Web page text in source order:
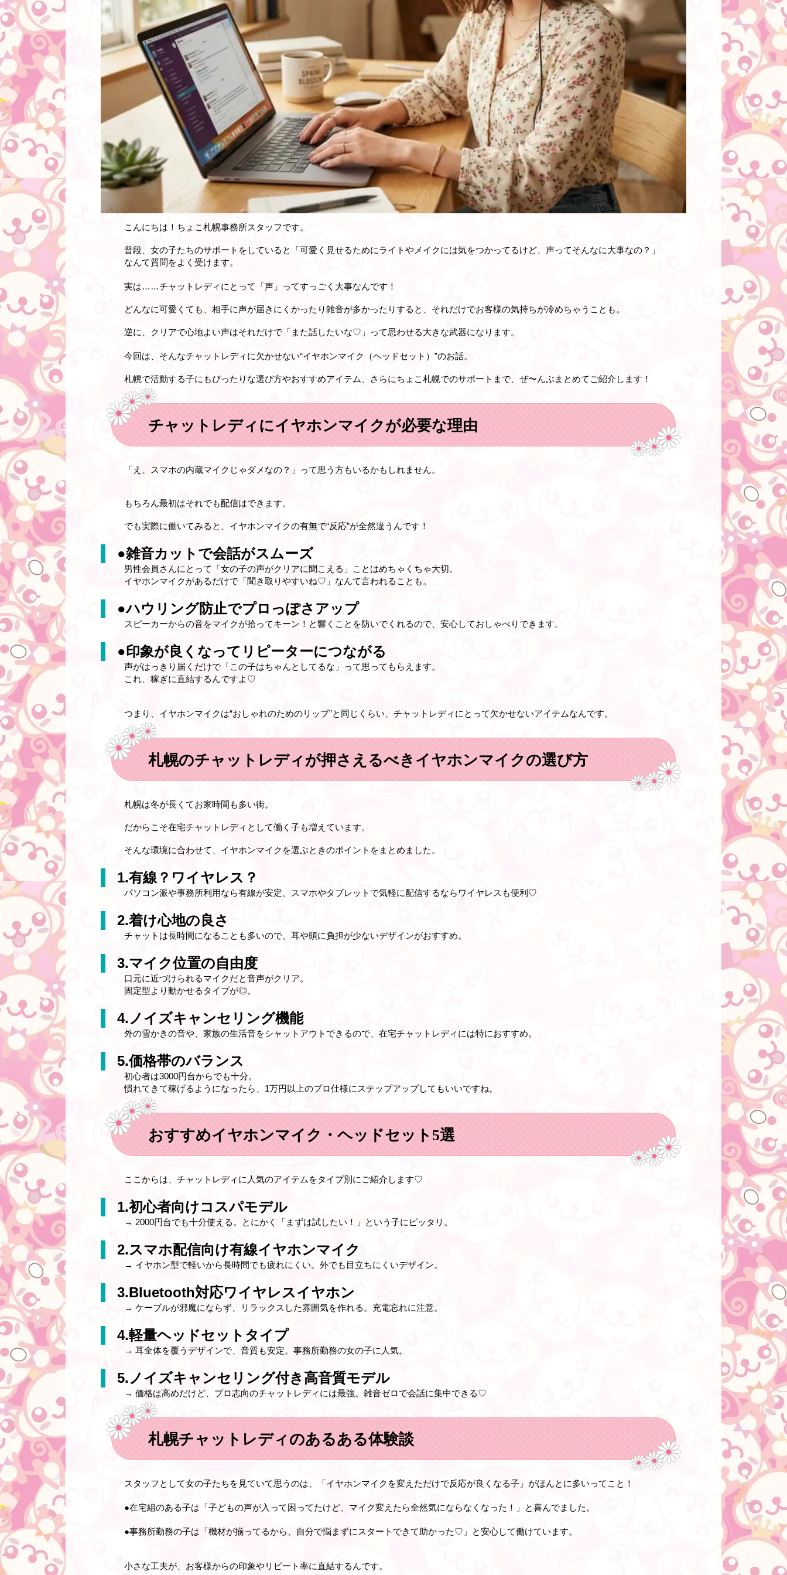
こんにちは！ちょこ札幌事務所スタッフです。
普段、女の子たちのサポートをしていると「可愛く見せるためにライトやメイクには気をつかってるけど、声ってそんなに大事なの？」
なんて質問をよく受けます。
実は……チャットレディにとって「声」ってすっごく大事なんです！
どんなに可愛くても、相手に声が届きにくかったり雑音が多かったりすると、それだけでお客様の気持ちが冷めちゃうことも。
逆に、クリアで心地よい声はそれだけで「また話したいな♡」って思わせる大きな武器になります。
今回は、そんなチャットレディに欠かせない“イヤホンマイク（ヘッドセット）”のお話。
札幌で活動する子にもぴったりな選び方やおすすめアイテム、さらにちょこ札幌でのサポートまで、ぜ〜んぶまとめてご紹介します！
チャットレディにイヤホンマイクが必要な理由
「え、スマホの内蔵マイクじゃダメなの？」って思う方もいるかもしれません。
もちろん最初はそれでも配信はできます。
でも実際に働いてみると、イヤホンマイクの有無で“反応”が全然違うんです！
●雑音カットで会話がスムーズ
男性会員さんにとって「女の子の声がクリアに聞こえる」ことはめちゃくちゃ大切。
イヤホンマイクがあるだけで「聞き取りやすいね♡」なんて言われることも。
●ハウリング防止でプロっぽさアップ
スピーカーからの音をマイクが拾ってキーン！と響くことを防いでくれるので、安心しておしゃべりできます。
●印象が良くなってリピーターにつながる
声がはっきり届くだけで「この子はちゃんとしてるな」って思ってもらえます。
これ、稼ぎに直結するんですよ♡
つまり、イヤホンマイクは“おしゃれのためのリップ”と同じくらい、チャットレディにとって欠かせないアイテムなんです。
札幌のチャットレディが押さえるべきイヤホンマイクの選び方
札幌は冬が長くてお家時間も多い街。
だからこそ在宅チャットレディとして働く子も増えています。
そんな環境に合わせて、イヤホンマイクを選ぶときのポイントをまとめました。
1.有線？ワイヤレス？
パソコン派や事務所利用なら有線が安定、スマホやタブレットで気軽に配信するならワイヤレスも便利♡
2.着け心地の良さ
チャットは長時間になることも多いので、耳や頭に負担が少ないデザインがおすすめ。
3.マイク位置の自由度
口元に近づけられるマイクだと音声がクリア。
固定型より動かせるタイプが◎。
4.ノイズキャンセリング機能
外の雪かきの音や、家族の生活音をシャットアウトできるので、在宅チャットレディには特におすすめ。
5.価格帯のバランス
初心者は3000円台からでも十分。
慣れてきて稼げるようになったら、1万円以上のプロ仕様にステップアップしてもいいですね。
おすすめイヤホンマイク・ヘッドセット5選
ここからは、チャットレディに人気のアイテムをタイプ別にご紹介します♡
1.初心者向けコスパモデル
→ 2000円台でも十分使える。とにかく「まずは試したい！」という子にピッタリ。
2.スマホ配信向け有線イヤホンマイク
→ イヤホン型で軽いから長時間でも疲れにくい。外でも目立ちにくいデザイン。
3.Bluetooth対応ワイヤレスイヤホン
→ ケーブルが邪魔にならず、リラックスした雰囲気を作れる。充電忘れに注意。
4.軽量ヘッドセットタイプ
→ 耳全体を覆うデザインで、音質も安定。事務所勤務の女の子に人気。
5.ノイズキャンセリング付き高音質モデル
→ 価格は高めだけど、プロ志向のチャットレディには最強。雑音ゼロで会話に集中できる♡
札幌チャットレディのあるある体験談
スタッフとして女の子たちを見ていて思うのは、「イヤホンマイクを変えただけで反応が良くなる子」がほんとに多いってこと！
●在宅組のある子は「子どもの声が入って困ってたけど、マイク変えたら全然気にならなくなった！」と喜んでました。
●事務所勤務の子は「機材が揃ってるから、自分で悩まずにスタートできて助かった♡」と安心して働けています。
小さな工夫が、お客様からの印象やリピート率に直結するんです。